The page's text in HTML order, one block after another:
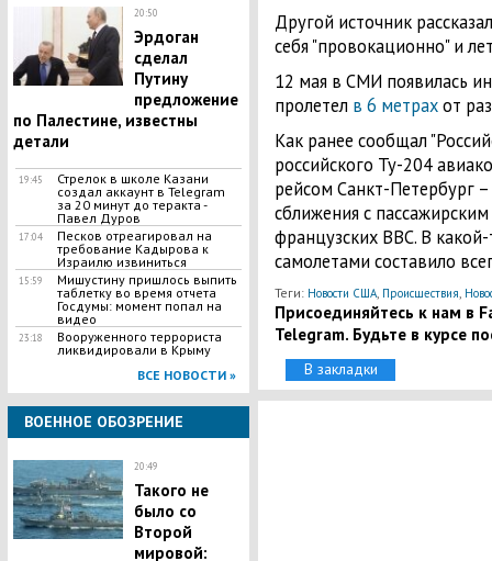
20:50
Эрдоган
сделал
Путину
предложение
по Палестине, известны
детали
19:45
​Стрелок в школе Казани
создал аккаунт в Telegram
за 20 минут до теракта -
Павел Дуров
17:04
Песков отреагировал на
требование Кадырова к
Израилю извиниться
15:59
Мишустину пришлось выпить
таблетку во время отчета
Госдумы: момент попал на
видео
23:18
Вооруженного террориста
ликвидировали в Крыму
ВСЕ НОВОСТИ »
ВОЕННОЕ ОБОЗРЕНИЕ
20:49
Такого не
было со
Второй
мировой:
Другой источник
себя "провокационно" и
12 мая в СМИ появилась
пролетел в 6 метрахот
Как ранее сообщал
российского Ту-204
рейсом Санкт-Петербург
сближения с
французских ВВС. В
самолетами составило
Теги: Новости США, Происшествия,
Присоединяйтесь к нам в
Telegram. Будьте в курсе
В закладки